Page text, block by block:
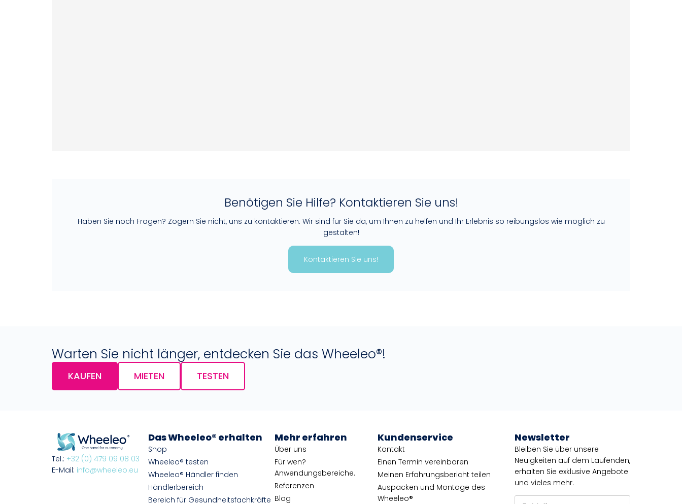
Benötigen Sie Hilfe? Kontaktieren Sie uns!
Haben Sie noch Fragen? Zögern Sie nicht, uns zu kontaktieren. Wir sind für Sie da, um Ihnen zu helfen und Ihr Erlebnis so reibungslos wie möglich zu
gestalten!
Kontaktieren Sie uns!
Warten Sie nicht länger, entdecken Sie das Wheeleo®!
KAUFEN MIETEN TESTEN
Tel.: +32 (0) 479 09 08 03
E-Mail: info@wheeleo.eu
Das Wheeleo® erhalten
Shop
Wheeleo® testen
Wheeleo® Händler finden
Händlerbereich
Bereich für Gesundheitsfachkräfte
Mehr erfahren
Über uns
Für wen?
Anwendungsbereiche.
Referenzen
Blog
Kundenservice
Kontakt
Einen Termin vereinbaren
Meinen Erfahrungsbericht teilen
Auspacken und Montage des
Wheeleo®
Newsletter
Bleiben Sie über unsere
Neuigkeiten auf dem Laufenden,
erhalten Sie exklusive Angebote
und vieles mehr.
E